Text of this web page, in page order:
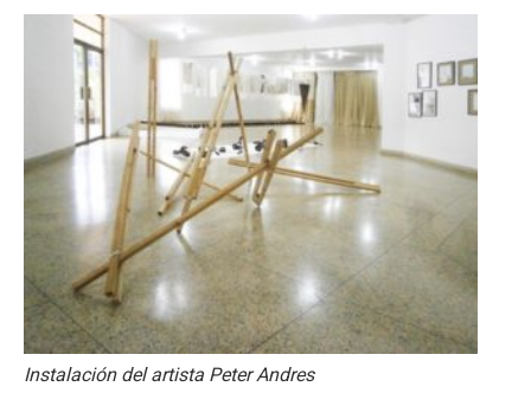
Instalación del artista Peter Andres